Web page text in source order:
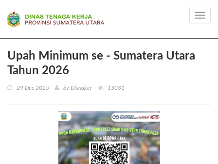
Upah Minimum se - Sumatera Utara
Tahun 2026
29 Dec 2025 by Disnaker 13031